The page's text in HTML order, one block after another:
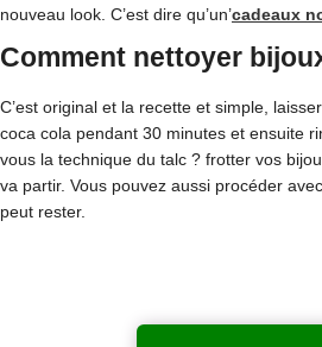
nouveau look. C’est dire qu’un’cadeaux
Comment nettoyer
C’est original et la recette et simple,
coca cola pendant 30 minutes et ensuite
vous la technique du talc ? frotter vos
va partir. Vous pouvez aussi procéder
peut rester.